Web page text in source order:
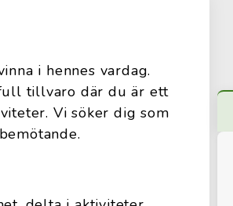
i hennes vardag.
tillvaro där du är ett
Vi söker dig som